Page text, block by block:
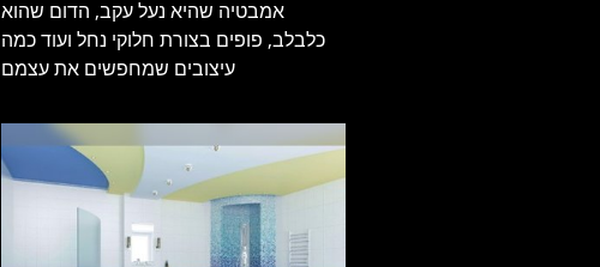
אמבטיה שהיא נעל עקב, הדום שהוא
כלבלב, פופים בצורת חלוקי נחל ועוד כמה
עיצובים שמחפשים את עצמם